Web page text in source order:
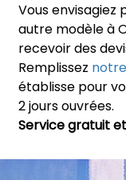
Vous envisagiez
autre modèle à
recevoir des
Remplissez
établisse pour
2 jours ouvrées.
Service gratuit